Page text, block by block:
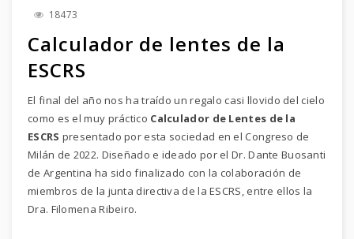
18473
Calculador de lentes de la
ESCRS
El final del año nos ha traído un regalo casi llovido del cielo
como es el muy práctico Calculador de Lentes de la
ESCRS presentado por esta sociedad en el Congreso de
Milán de 2022. Diseñado e ideado por el Dr. Dante Buosanti
de Argentina ha sido finalizado con la colaboración de
miembros de la junta directiva de la ESCRS, entre ellos la
Dra. Filomena Ribeiro.